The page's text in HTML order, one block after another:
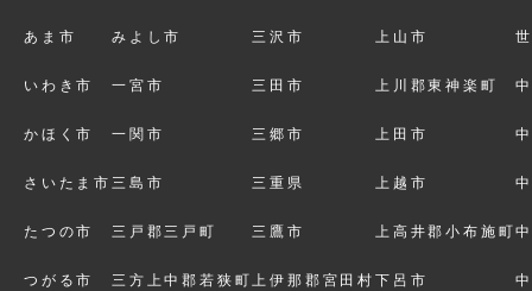
あま市
いわき市
かほく市
さいたま市
たつの市
つがる市
みよし市
一宮市
一関市
三島市
三戸郡三戸町
三方上中郡若狭町
三沢市
三田市
三郷市
三重県
三鷹市
上伊那郡宮田村
上山市
上川郡東神楽町
上田市
上越市
上高井郡小布施町
下呂市